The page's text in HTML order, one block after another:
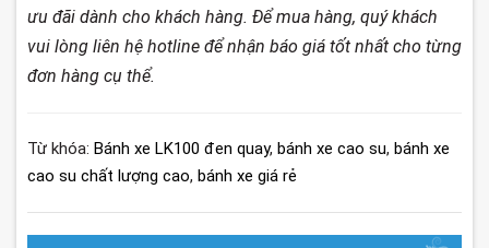
ưu đãi dành cho khách hàng. Để mua hàng, quý khách
vui lòng liên hệ hotline để nhận báo giá tốt nhất cho từng
đơn hàng cụ thể.
Từ khóa: Bánh xe LK100 đen quay, bánh xe cao su, bánh xe
cao su chất lượng cao, bánh xe giá rẻ